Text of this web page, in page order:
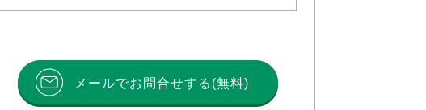
メールでお問合せする(無料)